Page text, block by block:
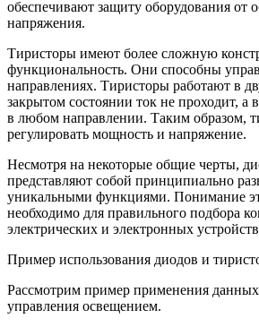
обеспечивают защиту оборудования от
напряжения.
Тиристоры имеют более сложную
функциональность. Они способны
направлениях. Тиристоры работают в
закрытом состоянии ток не проходит, а
в любом направлении. Таким образом,
регулировать мощность и напряжение.
Несмотря на некоторые общие черты,
представляют собой принципиально
уникальными функциями. Понимание
необходимо для правильного подбора
электрических и электронных
Пример использования диодов и
Рассмотрим пример применения
управления освещением.